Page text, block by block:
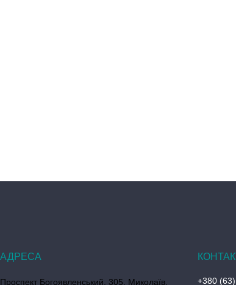
Проспект Богоявленський, 305, Миколаїв, +380